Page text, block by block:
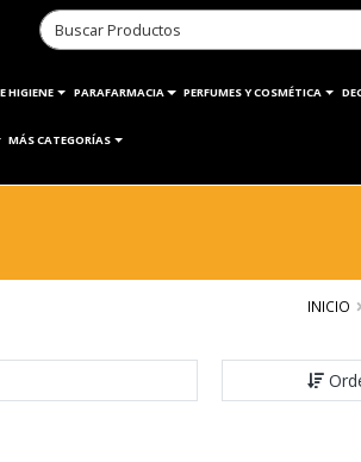
HIGIENE PARAFARMACIA PERFUMES Y COSMÉTICA
MÁS CATEGORÍAS
INICIO